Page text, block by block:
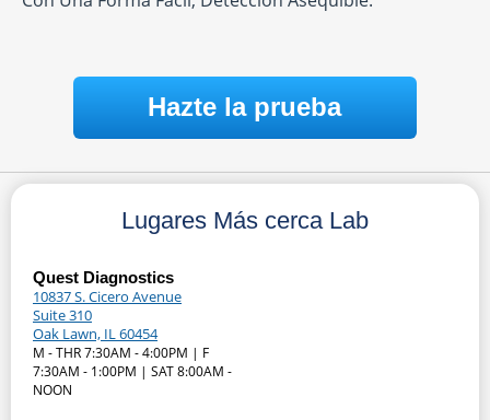
Hazte la prueba
Lugares Más cerca Lab
Quest Diagnostics
10837 S. Cicero Avenue
Suite 310
Oak Lawn, IL 60454
M - THR 7:30AM - 4:00PM | F
7:30AM - 1:00PM | SAT 8:00AM -
NOON